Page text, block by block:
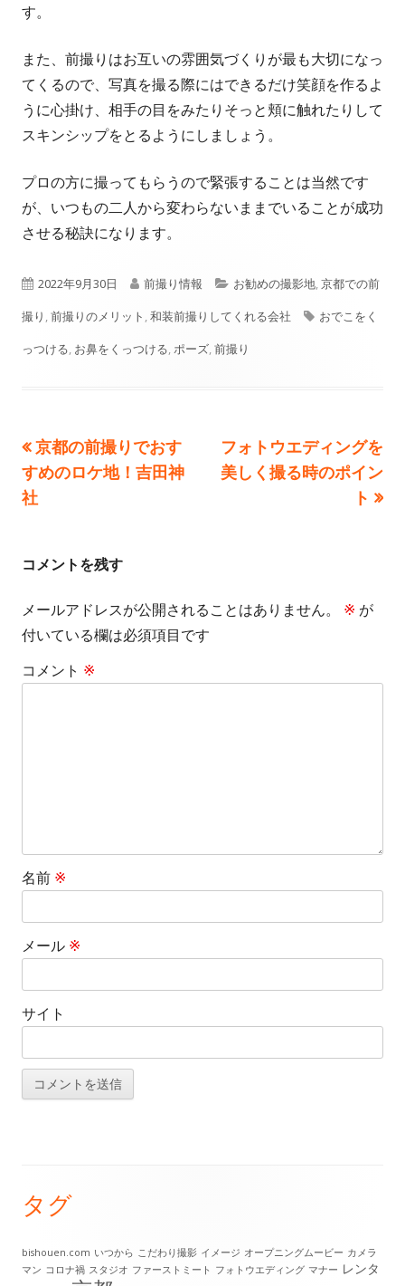
す。
また、前撮りはお互いの雰囲気づくりが最も大切になっ
てくるので、写真を撮る際にはできるだけ笑顔を作るよ
うに心掛け、相手の目をみたりそっと頬に触れたりして
スキンシップをとるようにしましょう。
プロの方に撮ってもらうので緊張することは当然です
が、いつもの二人から変わらないままでいることが成功
させる秘訣になります。
公
開
日
2022年9月30日
作
成
者
前撮り情報
カ
テ
ゴ
お勧めの撮影地,京都での前
撮り ,前撮りのメリット ,和装前撮りしてくれる会社
タ
おでこをく
っつける, お鼻をくっつける,ポーズ,前撮り
投
稿
ビ
ゲ
ー
シ
前
の
記
京都の前撮りでおす
すめのロケ地！吉田神
社
次
の
フォトウエディングを
美しく撮る時のポイン
ト
コメントを残す
メールアドレスが公開されることはありません。 ※ が
付いている欄は必須項目です
コメント ※
名前 ※
メール ※
サイト
メ
イ
タグ
bishouen.com いつから こだわり撮影 イメージ オープニングムービー カメラ
マン コロナ禍 スタジオ ファーストミート フォトウエディング マナー レンタ